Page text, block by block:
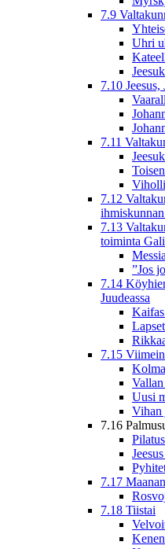
7.9
Uhri
7.10
7.11
7.12
7.13
toiminta
”Jos
7.14
Juudeassa
7.15
Uusi
Vihan
7.16
7.17
7.18 Tiistai